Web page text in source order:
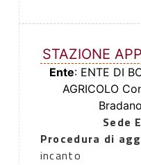
STAZIONE
Ente: ENTE DI
AGRICOLO
Sede
Procedura di
incanto